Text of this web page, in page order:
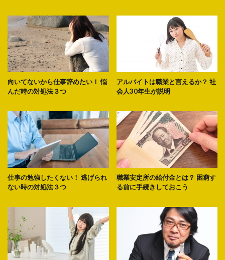
向いてないから仕事辞めたい！ 悩
んだ時の対処法３つ
アルバイトは職業と言えるか？ 社
会人30年生が説明
仕事の勉強したくない！ 逃げられ
ない時の対処法３つ
職業安定所の給付金とは？ 困窮す
る前に手続きしておこう